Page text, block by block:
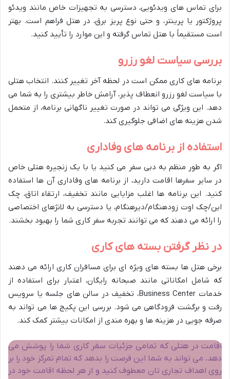
برای تماس های ویدئویی، دسترسی به تجهیزات خاص مانند ویدئو
پروژکتور یا پرینتر، و حتی نوع پریز برق، در هتل فراهم است. بهتر
است مستقیماً با هتل تماس گرفته و این موارد را تأیید کنید.
بررسی سیاست لغو رزرو
برنامه های کاری ممکن است در لحظه آخر تغییر کنند. انتخاب هتلی
با سیاست لغو رزرو انعطاف پذیر، آرامش خاطر بیشتری را به شما می
دهد. این ویژگی می تواند در صورت تغییر ناگهانی برنامه، از متحمل
شدن هزینه های اضافی جلوگیری کند.
استفاده از برنامه های وفاداری
اگر به طور منظم به دبی سفر می کنید یا با یک زنجیره هتلی خاص
در سایر سفرها اقامت دارید، از برنامه های وفاداری آن ها استفاده
کنید. این برنامه ها اغلب مزایایی مانند تخفیف، ارتقاء اتاق، چک
این/چک اوت زودهنگام/دیرهنگام، یا دسترسی به لانژهای اختصاصی
را ارائه می دهند که می توانند تجربه سفر کاری شما را بهبود بخشند.
در نظر گرفتن بسته های کاری
برخی هتل ها بسته های ویژه ای برای مسافران کاری ارائه می دهند
که شامل امکاناتی مانند صبحانه رایگان، اعتبار برای استفاده از
خدمات Business Center، تخفیف در سالن های جلسه یا سرویس
رفت و برگشت فرودگاهی می شود. بررسی این پکیج ها می تواند به
صرفه جویی در هزینه ها و بهره مندی از امکانات بیشتر کمک کند.
اقامت در هتلی که تمامی جزئیات سفر کاری شما را پوشش می
دهد، می تواند به شما این فرصت را بدهد که تمام تمرکز خود را بر
روی اهداف تجاری تان معطوف کنید و از هر لحظه اقامت خود در